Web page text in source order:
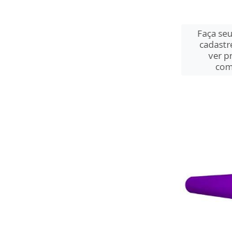
Faça
ver